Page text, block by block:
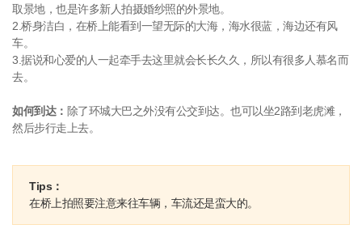
取景地，也是许多新人拍摄婚纱照的外景地。
2.桥身洁白，在桥上能看到一望无际的大海，海水很蓝，海边还有风
车。
3.据说和心爱的人一起牵手去这里就会长长久久，所以有很多人慕名而
去。
如何到达： 除了环城大巴之外没有公交到达。也可以坐2路到老虎滩，
然后步行走上去。
Tips：
在桥上拍照要注意来往车辆，车流还是蛮大的。